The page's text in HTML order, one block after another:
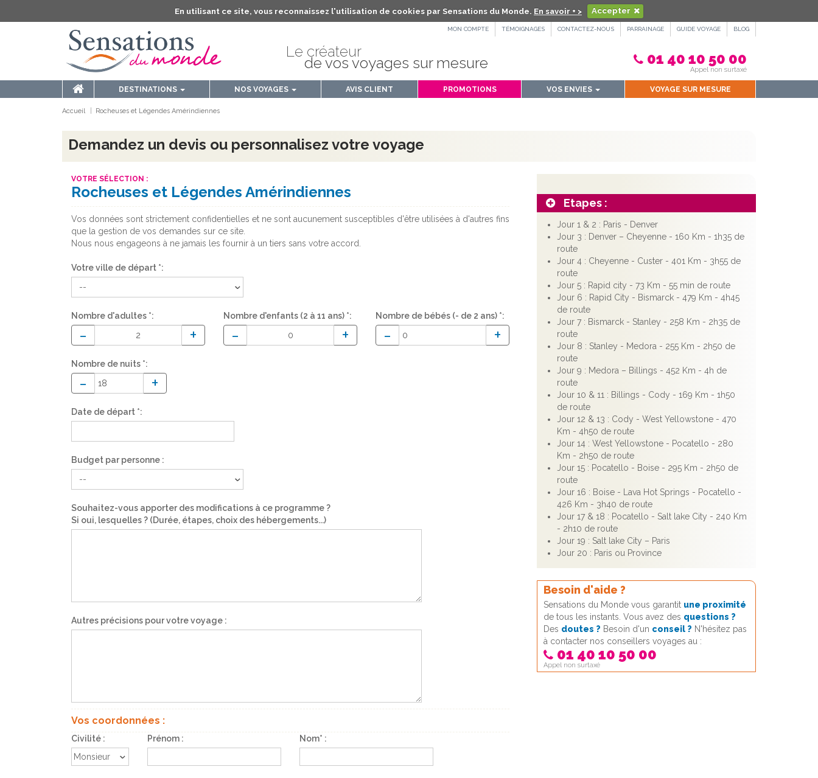
En utilisant ce site, vous reconnaissez l'utilisation de cookies par Sensations du Monde. En savoir + > Accepter
MON COMPTE TÉMOIGNAGES CONTACTEZ-NOUS PARRAINAGE GUIDE VOYAGE BLOG
Le créateur
de vos voyages sur mesure 01 40 10 50 00
Appel non surtaxé
DESTINATIONS NOS VOYAGES AVIS CLIENT PROMOTIONS VOS ENVIES VOYAGE SUR MESURE
Accueil Rocheuses et Légendes Amérindiennes
Demandez un devis ou personnalisez votre voyage
Etapes :
Jour 1 & 2 : Paris - Denver
Jour 3 : Denver – Cheyenne - 160 Km - 1h35 de
route
Jour 4 : Cheyenne - Custer - 401 Km - 3h55 de
route
Jour 5 : Rapid city - 73 Km - 55 min de route
Jour 6 : Rapid City - Bismarck - 479 Km - 4h45
de route
Jour 7 : Bismarck - Stanley - 258 Km - 2h35 de
route
Jour 8 : Stanley - Medora - 255 Km - 2h50 de
route
Jour 9 : Medora – Billings - 452 Km - 4h de
route
Jour 10 & 11 : Billings - Cody - 169 Km - 1h50
de route
Jour 12 & 13 : Cody - West Yellowstone - 470
Km - 4h50 de route
Jour 14 : West Yellowstone - Pocatello - 280
Km - 2h50 de route
Jour 15 : Pocatello - Boise - 295 Km - 2h50 de
route
Jour 16 : Boise - Lava Hot Springs - Pocatello -
426 Km - 3h40 de route
Jour 17 & 18 : Pocatello - Salt lake City - 240 Km
- 2h10 de route
Jour 19 : Salt lake City – Paris
Jour 20 : Paris ou Province
Besoin d'aide ?
Sensations du Monde vous garantit une proximité
de tous les instants. Vous avez des questions ?
Des doutes ? Besoin d'un conseil ? N'hésitez pas
à contacter nos conseillers voyages au :
01 40 10 50 00
Appel non surtaxé
VOTRE SÉLECTION :
Rocheuses et Légendes Amérindiennes
Vos données sont strictement confidentielles et ne sont aucunement susceptibles d'être utilisées à d'autres fins
que la gestion de vos demandes sur ce site.
Nous nous engageons à ne jamais les fournir à un tiers sans votre accord.
Votre ville de départ *:
Nombre d'adultes *:
- +
Nombre d'enfants (2 à 11 ans) *:
- +
Nombre de bébés (- de 2 ans) *:
- +
Nombre de nuits *:
- +
Date de départ *:
Budget par personne :
Souhaitez-vous apporter des modifications à ce programme ?
Si oui, lesquelles ? (Durée, étapes, choix des hébergements...)
Autres précisions pour votre voyage :
Vos coordonnées :
Civilité : Prénom : Nom* :